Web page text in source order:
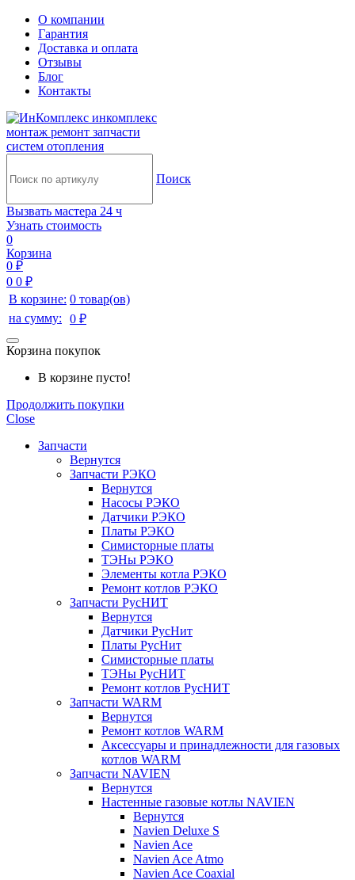
О компании
Гарантия
Доставка и оплата
Отзывы
Блог
Контакты
инкомплекс
монтаж ремонт запчасти
систем отопления
Поиск
Вызвать мастера 24 ч
Узнать стоимость
0
Корзина
0 ₽
0 0 ₽
В корзине: 0 товар(ов)
на сумму:
0 ₽
Корзина покупок
В корзине пусто!
Продолжить покупки
Close
Запчасти
Вернутся
Запчасти РЭКО
Вернутся
Насосы РЭКО
Датчики РЭКО
Платы РЭКО
Симисторные платы
ТЭНы РЭКО
Элементы котла РЭКО
Ремонт котлов РЭКО
Запчасти РусНИТ
Вернутся
Датчики РусНит
Платы РусНит
Симисторные платы
ТЭНы РусНИТ
Ремонт котлов РусНИТ
Запчасти WARM
Вернутся
Ремонт котлов WARM
Аксессуары и принадлежности для газовых
котлов WARM
Запчасти NAVIEN
Вернутся
Настенные газовые котлы NAVIEN
Вернутся
Navien Deluxe S
Navien Ace
Navien Ace Atmo
Navien Ace Coaxial